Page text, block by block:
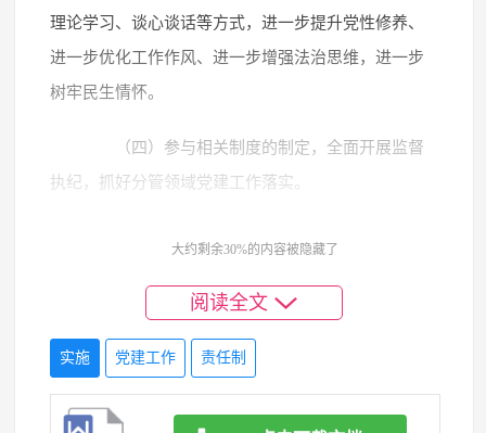
理论学习、谈心谈话等方式，进一步提升党性修养、
进一步优化工作作风、进一步增强法治思维，进一步
树牢民生情怀。
（四）参与相关制度的制定，全面开展监督
执纪，抓好分管领域党建工作落实。
程，以强有力监督推动在经济社会发展各领域各方面
切实贯彻“两个维护”的要求，确保习近平总书记关于
经济社会发展的重要指示批示、党中央各项决策部署
得到严肃认真贯彻落实。认真开展党性党风党纪教
大约剩余30%的内容被隐藏了
阅读全文
实施 党建工作 责任制